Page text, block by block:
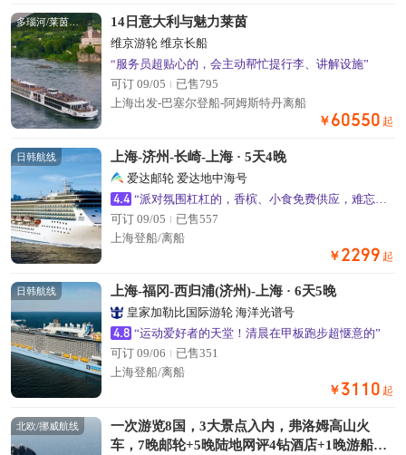
多瑙河/莱茵河航线 14日意大利与魅力莱茵
维京游轮 维京长船
“服务员超贴心的，会主动帮忙提行李、讲解设施”
可订 09/05
已售795
上海出发-巴塞尔登船-阿姆斯特丹离船
￥ 60550 起
日韩航线 上海-济州-长崎-上海 · 5天4晚
爱达邮轮 爱达地中海号
4.4
可订 09/05
已售557
上海登船/离船
￥ 2299 起
日韩航线 上海-福冈-西归浦(济州)-上海 · 6天5晚
皇家加勒比国际游轮 海洋光谱号
4.8 “运动爱好者的天堂！清晨在甲板跑步超惬意的”
可订 09/06
已售351
上海登船/离船
￥ 3110 起
北欧/挪威航线
一次游览8国，3大景点入内，弗洛姆高山火
车，7晚邮轮+5晚陆地网评4钻酒店+1晚游船海